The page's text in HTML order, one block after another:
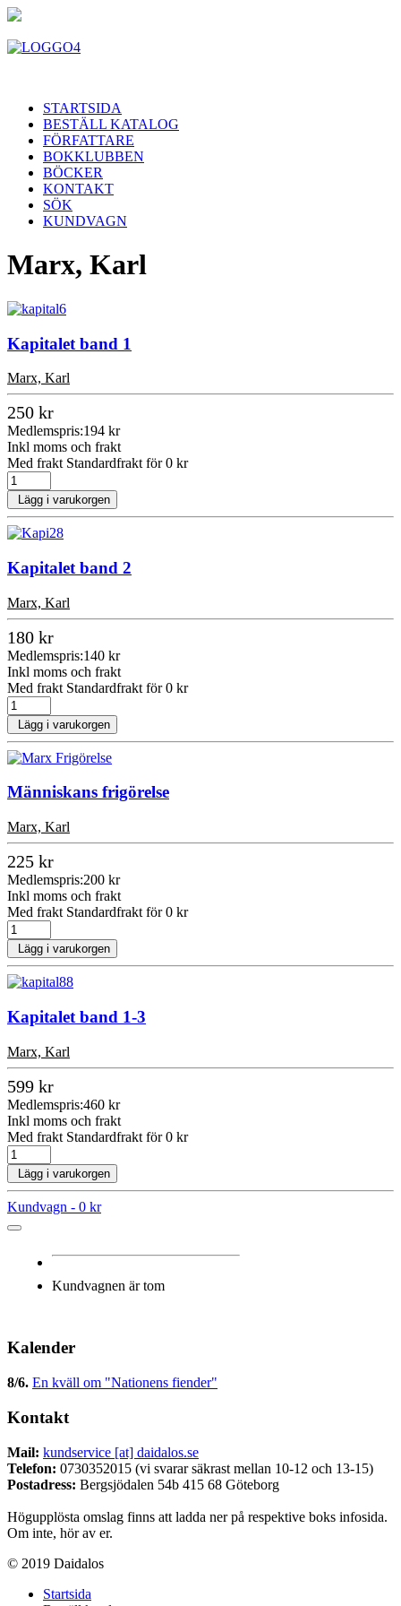
STARTSIDA
BESTÄLL KATALOG
FÖRFATTARE
BOKKLUBBEN
BÖCKER
KONTAKT
SÖK
KUNDVAGN
Marx, Karl
Kapitalet band 1
Marx, Karl
250 kr
Medlemspris:194 kr
Inkl moms och frakt
Med frakt Standardfrakt för 0 kr
Lägg i varukorgen
Kapitalet band 2
Marx, Karl
180 kr
Medlemspris:140 kr
Inkl moms och frakt
Med frakt Standardfrakt för 0 kr
Lägg i varukorgen
Människans frigörelse
Marx, Karl
225 kr
Medlemspris:200 kr
Inkl moms och frakt
Med frakt Standardfrakt för 0 kr
Lägg i varukorgen
Kapitalet band 1-3
Marx, Karl
599 kr
Medlemspris:460 kr
Inkl moms och frakt
Med frakt Standardfrakt för 0 kr
Lägg i varukorgen
Kundvagn - 0 kr
Kundvagnen är tom
Kalender
8/6. En kväll om "Nationens fiender"
Kontakt
Mail: kundservice [at] daidalos.se
Telefon: 0730352015 (vi svarar säkrast mellan 10-12 och 13-15)
Postadress: Bergsjödalen 54b 415 68 Göteborg
Högupplösta omslag finns att ladda ner på respektive boks infosida.
Om inte, hör av er.
© 2019 Daidalos
Startsida